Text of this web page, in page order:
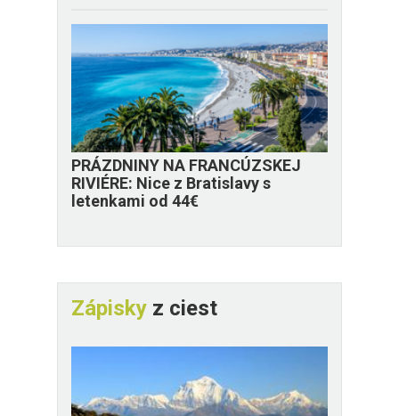
PRÁZDNINY NA FRANCÚZSKEJ
RIVIÉRE: Nice z Bratislavy s
letenkami od 44€
Zápisky z ciest